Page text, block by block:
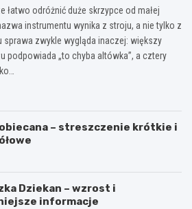
łatwo odróżnić duże skrzypce od małej
instrumentu wynika z stroju, a nie tylko z
sprawa zwykle wygląda inaczej: większy
podpowiada „to chyba altówka”, a cztery
– streszczenie krótkie i
Dziekan – wzrost i
informacje